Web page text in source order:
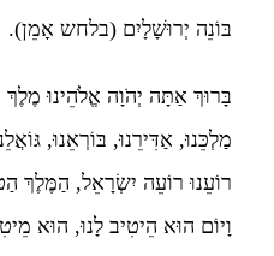
בּוֹנֵה יְרוּשָׁלָיִם (בלחש אָמֵן).
בָּרוּךְ אַתָּה יְהֹוָה אֱלֹהֵינוּ
מַלְכֵּנוּ, אַדִּירֵנוּ, בּוֹרְאֵנוּ,
רוֹעֵנוּ רוֹעֵה יִשְׂרָאֵל, הַמֶּלֶךְ
וָיוֹם הוּא הֵיטִיב לָנוּ, הוּא